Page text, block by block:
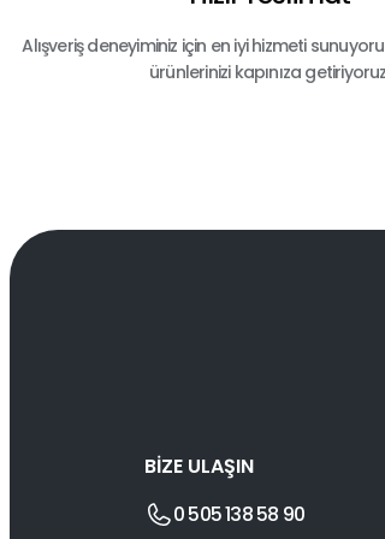
Alışveriş deneyiminiz için en iyi hizmeti
ürünlerinizi kapınıza
BİZE ULAŞIN
0 505 138 58 90